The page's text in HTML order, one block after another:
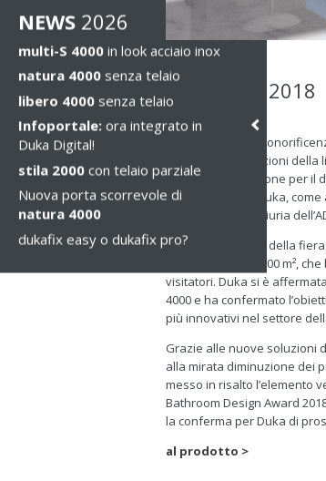
ADI Award 2018
mer, 03 ott 2018
Duka ha ricevuto
per le nuove soluzioni
dall’ADI (Associazione per
2018 di Bologna. duka,
seconda volta la giuria
A questa edizione della
espositiva di 150.000 m²,
visitatori. Duka si è
4000 e ha confermato
più innovativi nel settore
Grazie alle nuove soluzioni
alla mirata diminuzione dei
messo in risalto l’elemento
Bathroom Design Award
la conferma per Duka di
al prodotto >
NEWS 2026
multi-S 4000 in look acciaio inox
natura 4000 senza telaio
libero 4000 senza telaio
Infoportale: ora integrato in
Duka Digital!
stila 2000 con telaio parziale
Nuova porta scorrevole di
natura 4000
dukafix easy o dukafix pro?